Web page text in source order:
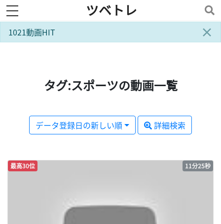
toggle navigation ツベトレ
×
1021動画HIT
タグ:スポーツの動画一覧
データ登録日の新しい順 詳細検索
最高30位 11分25秒